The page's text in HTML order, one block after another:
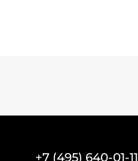
+7 (495) 640-01-11